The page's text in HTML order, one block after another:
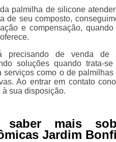
palmilha de silicone
de seu composto,
e compensação,
precisando de venda de
soluções quando trata-
serviços como o de
Ao entrar em contato
à sua disposição.
saber mais
Jardim